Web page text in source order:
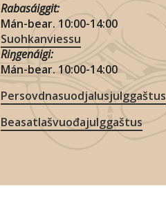
Rabasáiggit:
Mán-bear. 10:00-14:00
Suohkanviessu
Riŋgenáigi:
Mán-bear. 10:00-14:00
Persovdnasuodjalusjulggaštus
Beasatlašvuođajulggaštus